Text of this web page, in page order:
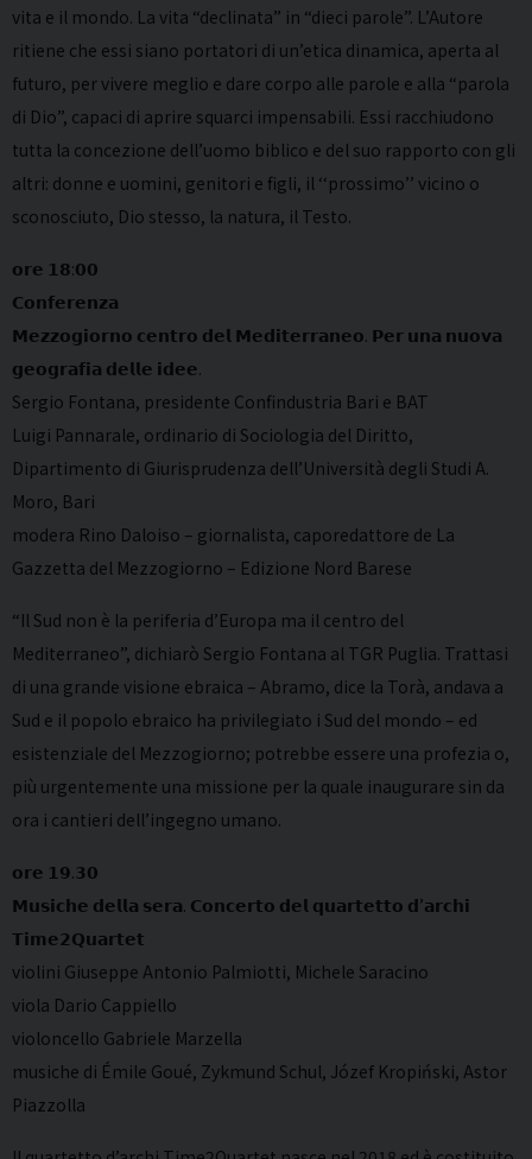
vita e il mondo. La vita “declinata” in “dieci parole”. L’Autore
ritiene che essi siano portatori di un’etica dinamica, aperta al
futuro, per vivere meglio e dare corpo alle parole e alla “parola
di Dio”, capaci di aprire squarci impensabili. Essi racchiudono
tutta la concezione dell’uomo biblico e del suo rapporto con gli
altri: donne e uomini, genitori e figli, il ‘‘prossimo’’ vicino o
sconosciuto, Dio stesso, la natura, il Testo.
𝗼𝗿𝗲 𝟭𝟴:𝟬𝟬
𝗖𝗼𝗻𝗳𝗲𝗿𝗲𝗻𝘇𝗮
𝗠𝗲𝘇𝘇𝗼𝗴𝗶𝗼𝗿𝗻𝗼 𝗰𝗲𝗻𝘁𝗿𝗼 𝗱𝗲𝗹 𝗠𝗲𝗱𝗶𝘁𝗲𝗿𝗿𝗮𝗻𝗲𝗼. 𝗣𝗲𝗿 𝘂𝗻𝗮 𝗻𝘂𝗼𝘃𝗮
𝗴𝗲𝗼𝗴𝗿𝗮𝗳𝗶𝗮 𝗱𝗲𝗹𝗹𝗲 𝗶𝗱𝗲𝗲.
Sergio Fontana, presidente Confindustria Bari e BAT
Luigi Pannarale, ordinario di Sociologia del Diritto,
Dipartimento di Giurisprudenza dell’Università degli Studi A.
Moro, Bari
modera Rino Daloiso – giornalista, caporedattore de La
Gazzetta del Mezzogiorno – Edizione Nord Barese
“Il Sud non è la periferia d’Europa ma il centro del
Mediterraneo”, dichiarò Sergio Fontana al TGR Puglia. Trattasi
di una grande visione ebraica – Abramo, dice la Torà, andava a
Sud e il popolo ebraico ha privilegiato i Sud del mondo – ed
esistenziale del Mezzogiorno; potrebbe essere una profezia o,
più urgentemente una missione per la quale inaugurare sin da
ora i cantieri dell’ingegno umano.
𝗼𝗿𝗲 𝟭𝟵.𝟯𝟬
𝗠𝘂𝘀𝗶𝗰𝗵𝗲 𝗱𝗲𝗹𝗹𝗮 𝘀𝗲𝗿𝗮. 𝗖𝗼𝗻𝗰𝗲𝗿𝘁𝗼 𝗱𝗲𝗹 𝗾𝘂𝗮𝗿𝘁𝗲𝘁𝘁𝗼 𝗱’𝗮𝗿𝗰𝗵𝗶
𝗧𝗶𝗺𝗲𝟮𝗤𝘂𝗮𝗿𝘁𝗲𝘁
violini Giuseppe Antonio Palmiotti, Michele Saracino
viola Dario Cappiello
violoncello Gabriele Marzella
musiche di Émile Goué, Zykmund Schul, Józef Kropiński, Astor
Piazzolla